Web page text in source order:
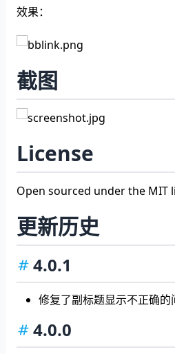
效果：
截图
License
Open sourced under the MIT
更新历史
4.0.1
修复了副标题显示不正确
4.0.0